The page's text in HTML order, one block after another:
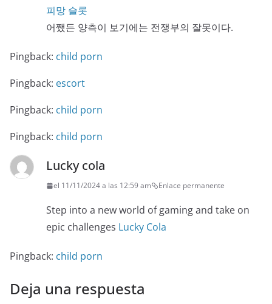
피망 슬롯
어쨌든 양측이 보기에는 전쟁부의 잘못이다.
Pingback: child porn
Pingback: escort
Pingback: child porn
Pingback: child porn
Lucky cola
el 11/11/2024 a las 12:59 am Enlace permanente
Step into a new world of gaming and take on
epic challenges Lucky Cola
Pingback: child porn
Deja una respuesta